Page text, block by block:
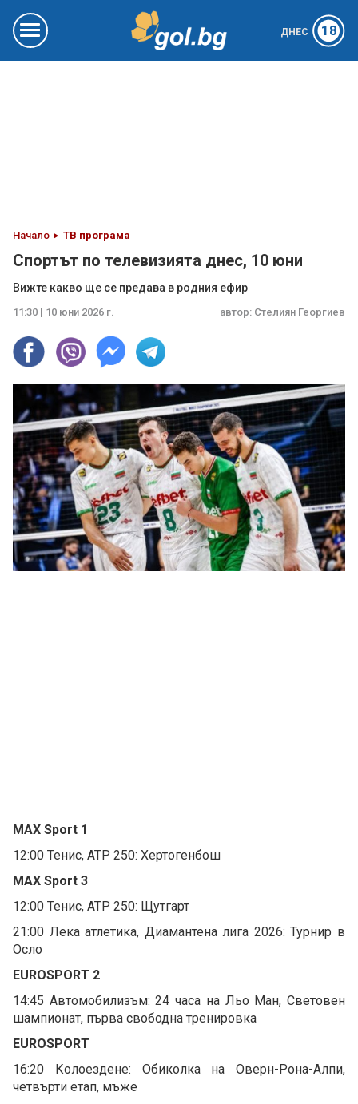
ДНЕС 18
Начало ТВ програма
Спортът по телевизията днес, 10 юни
Вижте какво ще се предава в родния ефир
11:30 | 10 юни 2026 г. автор: Стелиян Георгиев
MAX Sport 1
12:00 Тенис, ATP 250: Хертогенбош
MAX Sport 3
12:00 Тенис, ATP 250: Щутгарт
21:00 Лека атлетика, Диамантена лига 2026: Турнир в
Осло
EUROSPORT 2
14:45 Автомобилизъм: 24 часа на Льо Ман, Световен
шампионат, първа свободна тренировка
EUROSPORT
16:20 Колоездене: Обиколка на Оверн-Рона-Алпи,
четвърти етап, мъже